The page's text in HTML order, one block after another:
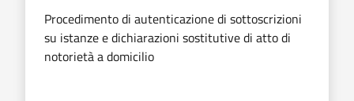
Procedimento di autenticazione di sottoscrizioni
su istanze e dichiarazioni sostitutive di atto di
notorietà a domicilio